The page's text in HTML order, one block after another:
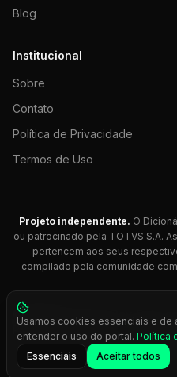
Blog
Institucional
Sobre
Contato
Política de Privacidade
Termos de Uso
Projeto independente. O
ou patrocinado pela TOTVS S.A.
pertencem aos seus
compilado pela comunidade
© 2026 Dicionário Dev. Feito
Protheus.
Press Ctrl+K
Usamos cookies essenciais e de
entender o uso do portal. Política
Essenciais
Aceitar todos